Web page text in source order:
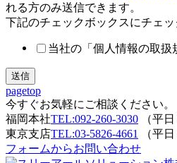
れる方のみ送信できます。
下記のチェックボックスにチェッ
当社の「個人情報の取扱
pagetop
今すぐお気軽にご相談ください。
福岡本社TEL:092-260-3030 （平日
東京支店TEL:03-5826-4661
（平日
フォームからお問い合わせ